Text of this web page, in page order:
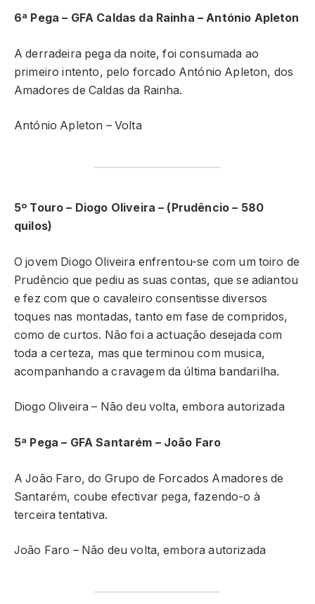
6ª Pega – GFA Caldas da Rainha – António Apleton
A derradeira pega da noite, foi consumada ao
primeiro intento, pelo forcado António Apleton, dos
Amadores de Caldas da Rainha.
António Apleton – Volta
5º Touro – Diogo Oliveira – (Prudêncio – 580
quilos)
O jovem Diogo Oliveira enfrentou-se com um toiro de
Prudêncio que pediu as suas contas, que se adiantou
e fez com que o cavaleiro consentisse diversos
toques nas montadas, tanto em fase de compridos,
como de curtos. Não foi a actuação desejada com
toda a certeza, mas que terminou com musica,
acompanhando a cravagem da última bandarilha.
Diogo Oliveira – Não deu volta, embora autorizada
5ª Pega – GFA Santarém – João Faro
A João Faro, do Grupo de Forcados Amadores de
Santarém, coube efectivar pega, fazendo-o à
terceira tentativa.
João Faro – Não deu volta, embora autorizada